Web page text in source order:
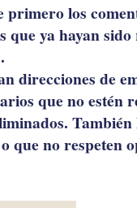
primero los
ya hayan
direcciones de
que no estén
que no respeten